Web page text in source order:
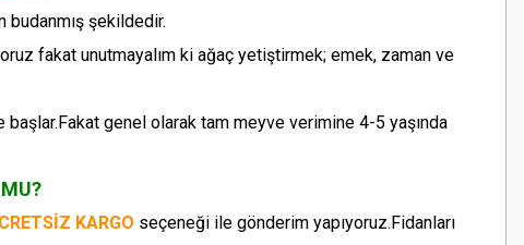
budanmış şekildedir.
fakat unutmayalım ki ağaç yetiştirmek; emek, zaman ve
genel olarak tam meyve verimine 4-5 yaşında
KARGO seçeneği ile gönderim yapıyoruz.Fidanları